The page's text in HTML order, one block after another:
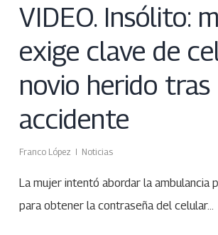
VIDEO. Insólito:
exige clave de
novio herido tras
accidente
Franco López Noticias
La mujer intentó abordar la ambulancia
para obtener la contraseña del celular…